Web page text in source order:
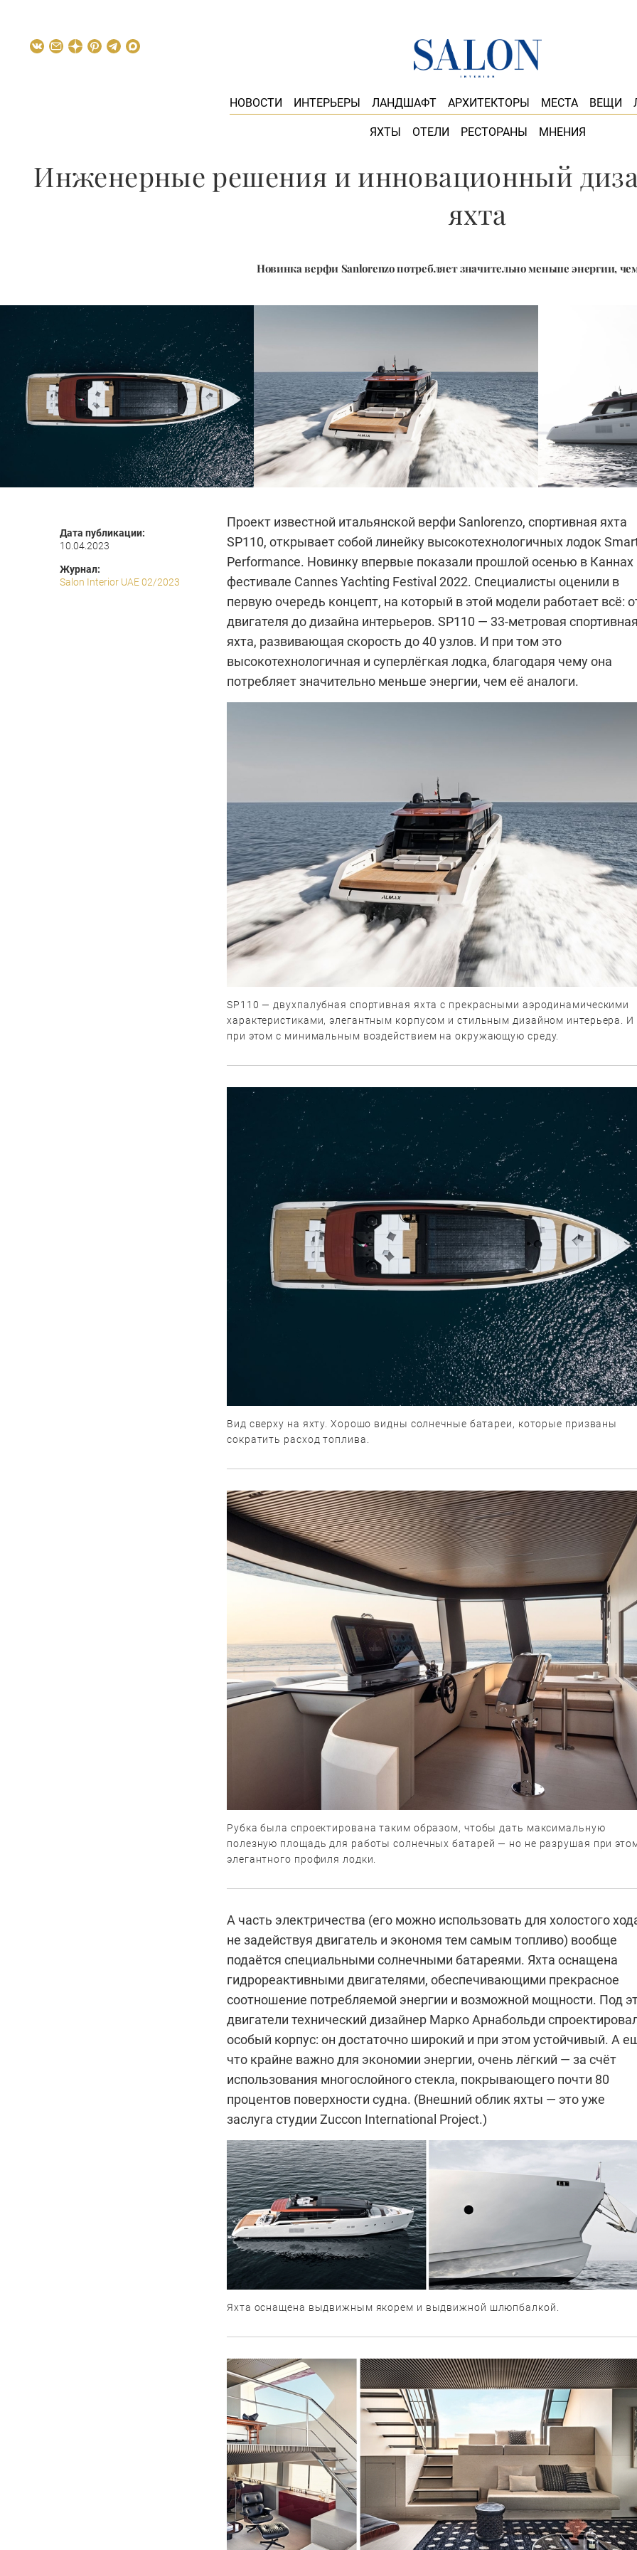
НОВОСТИ ИНТЕРЬЕРЫ ЛАНДШАФТ АРХИТЕКТОРЫ МЕСТА ВЕЩИ
ЯХТЫ ОТЕЛИ РЕСТОРАНЫ МНЕНИЯ
Инженерные решения и инновационный
яхта
Новинка верфи Sanlorenzo потребляет значительно меньше энергии,
Дата публикации:
10.04.2023
Журнал:
Salon Interior UAE 02/2023
Проект известной итальянской верфи Sanlorenzo, спортивная яхта
SP110, открывает собой линейку высокотехнологичных лодок
Performance. Новинку впервые показали прошлой осенью в Каннах
фестивале Cannes Yachting Festival 2022. Специалисты оценили в
первую очередь концепт, на который в этой модели работает всё:
двигателя до дизайна интерьеров. SP110 — 33-метровая
яхта, развивающая скорость до 40 узлов. И при том это
высокотехнологичная и суперлёгкая лодка, благодаря чему она
потребляет значительно меньше энергии, чем её аналоги.
SP110 — двухпалубная спортивная яхта с прекрасными аэродинамическими
характеристиками, элегантным корпусом и стильным дизайном интерьера. И
при этом с минимальным воздействием на окружающую среду.
Вид сверху на яхту. Хорошо видны солнечные батареи, которые призваны
сократить расход топлива.
Рубка была спроектирована таким образом, чтобы дать максимальную
полезную площадь для работы солнечных батарей — но не разрушая при
элегантного профиля лодки.
А часть электричества (его можно использовать для холостого
не задействуя двигатель и экономя тем самым топливо) вообще
подаётся специальными солнечными батареями. Яхта оснащена
гидрореактивными двигателями, обеспечивающими прекрасное
соотношение потребляемой энергии и возможной мощности. Под
двигатели технический дизайнер Марко Арнабольди
особый корпус: он достаточно широкий и при этом устойчивый. А
что крайне важно для экономии энергии, очень лёгкий — за счёт
использования многослойного стекла, покрывающего почти 80
процентов поверхности судна. (Внешний облик яхты — это уже
заслуга студии Zuccon International Project.)
Яхта оснащена выдвижным якорем и выдвижной шлюпбалкой.